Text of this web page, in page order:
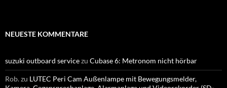
NEUESTE KOMMENTARE
suzuki outboard servicezu Cubase 6: Metronom nicht hörbar
Rob.zu LUTEC Peri Cam Außenlampe mit Bewegungsmelder,